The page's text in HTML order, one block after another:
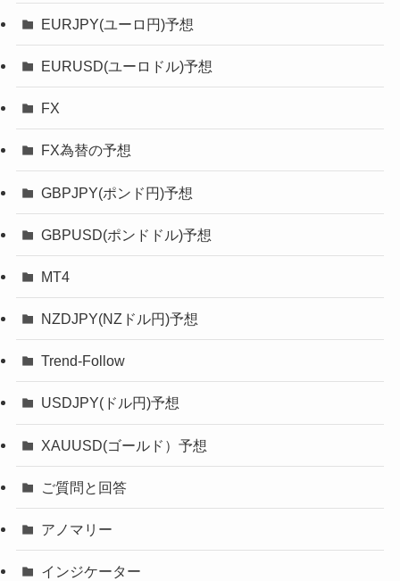
EURJPY(ユーロ円)予想
EURUSD(ユーロドル)予想
FX
FX為替の予想
GBPJPY(ポンド円)予想
GBPUSD(ポンドドル)予想
MT4
NZDJPY(NZドル円)予想
Trend-Follow
USDJPY(ドル円)予想
XAUUSD(ゴールド）予想
ご質問と回答
アノマリー
インジケーター